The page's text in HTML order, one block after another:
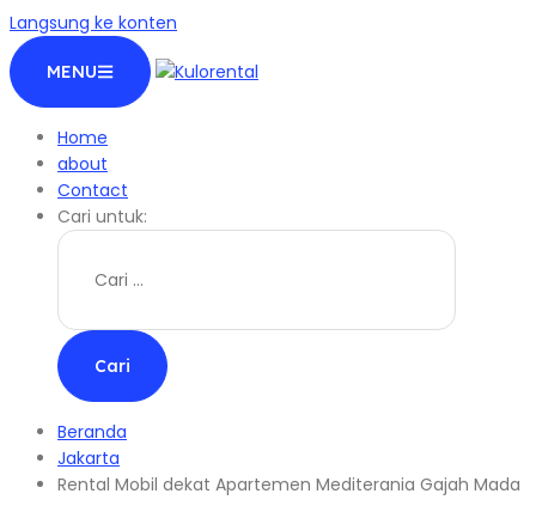
Langsung ke konten
MENU
Home
about
Contact
Cari untuk:
Beranda
Jakarta
Rental Mobil dekat Apartemen Mediterania Gajah Mada